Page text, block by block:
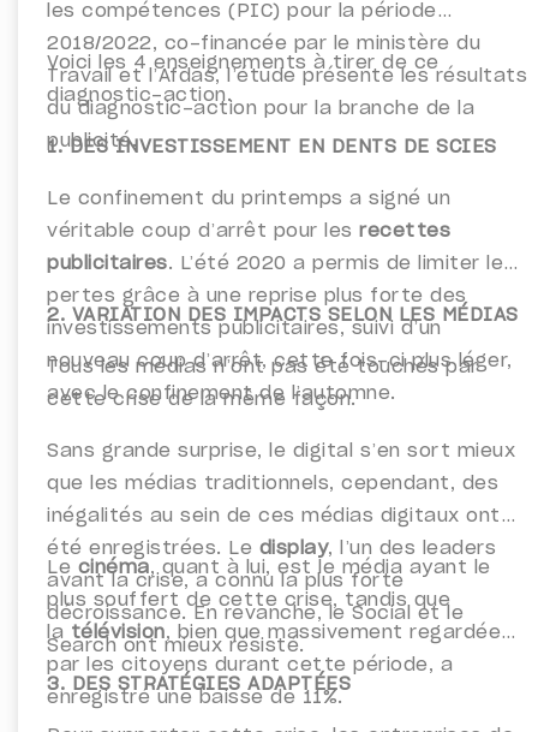
les compétences (PIC) pour la période
2018/2022, co-financée par le ministère du
Travail et l’Afdas, l’étude présente les résultats
du diagnostic-action pour la branche de la
publicité.
Voici les 4 enseignements à tirer de ce
diagnostic-action.
1. DES INVESTISSEMENT EN DENTS DE SCIES
Le confinement du printemps a signé un
véritable coup d’arrêt pour les recettes
publicitaires. L’été 2020 a permis de limiter les
pertes grâce à une reprise plus forte des
investissements publicitaires, suivi d’un
nouveau coup d’arrêt, cette fois-ci plus léger,
avec le confinement de l’automne.
2. VARIATION DES IMPACTS SELON LES MÉDIAS
Tous les médias n’ont pas été touchés par
cette crise de la même façon.
Sans grande surprise, le digital s’en sort mieux
que les médias traditionnels, cependant, des
inégalités au sein de ces médias digitaux ont
été enregistrées. Le display, l’un des leaders
avant la crise, a connu la plus forte
décroissance. En revanche, le Social et le
Search ont mieux résisté.
Le cinéma, quant à lui, est le média ayant le
plus souffert de cette crise, tandis que
la télévision, bien que massivement regardée
par les citoyens durant cette période, a
enregistré une baisse de 11%.
3. DES STRATÉGIES ADAPTÉES